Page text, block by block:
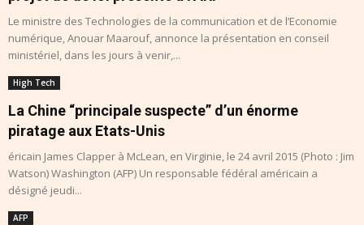
Le ministre des Technologies de la communication et de l’Economie
numérique, Anouar Maarouf, annonce la présentation en conseil
ministériel, dans les jours à venir,...
High Tech
La Chine “principale suspecte” d’un énorme
piratage aux Etats-Unis
éricain James Clapper à McLean, en Virginie, le 24 avril 2015 (Photo : Jim
Watson) Washington (AFP) Un responsable fédéral américain a
désigné jeudi...
AFP